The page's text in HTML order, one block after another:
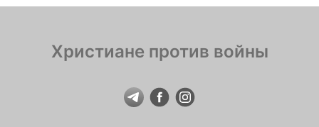
Христиане против войны